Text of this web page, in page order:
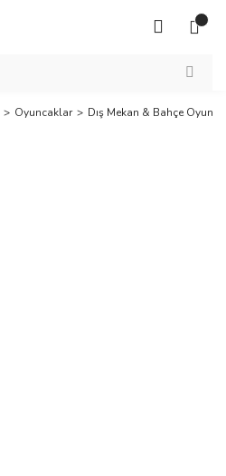
Oyuncaklar Dış Mekan & Bahçe